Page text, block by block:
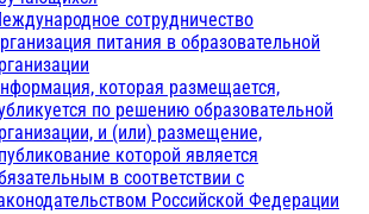
сотрудничество
питания в образовательной
которая размещается,
по решению образовательной
и (или) размещение,
которой является
в соответствии с
Российской Федерации